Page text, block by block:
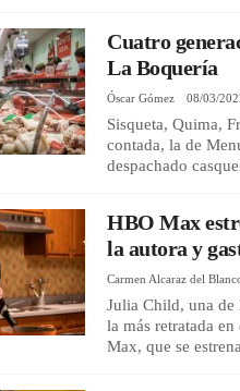
Cuatro
La Boquería
Óscar Gómez 08/03/
Sisqueta, Quima,
contada, la de
despachado
HBO Max
la autora y
Carmen Alcaraz del
Julia Child, una de
la más retratada
Max, que se